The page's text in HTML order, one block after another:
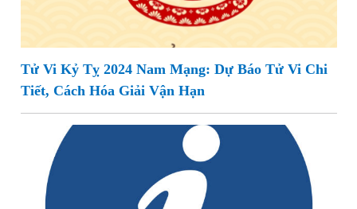
Tử Vi Kỷ Tỵ 2024 Nam Mạng: Dự Báo Tử Vi Chi
Tiết, Cách Hóa Giải Vận Hạn